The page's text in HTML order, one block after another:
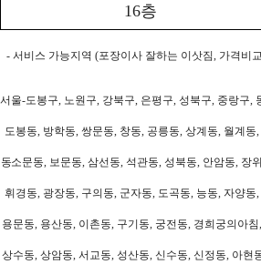
16층
- 서비스 가능지역 (포장이사 잘하는 이삿짐, 가격비
서울-도봉구, 노원구, 강북구, 은평구, 성북구, 중랑구,
도봉동, 방학동, 쌍문동, 창동, 공릉동, 상계동, 월계
동소문동, 보문동, 삼선동, 석관동, 성북동, 안암동,
휘경동, 광장동, 구의동, 군자동, 도곡동, 능동, 자양
용문동, 용산동, 이촌동, 구기동, 궁전동, 경희궁의아
상수동, 상암동, 서교동, 성산동, 신수동, 신정동, 아